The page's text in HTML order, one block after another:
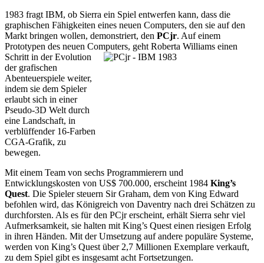
1983 fragt IBM, ob Sierra ein Spiel entwerfen kann, dass die
graphischen Fähigkeiten eines neuen Computers, den sie auf den
Markt bringen wollen, demonstriert, den PCjr. Auf einem
Prototypen des neuen Computers, geht Roberta Williams einen
Schritt in derEvolution
der grafischen
Abenteuerspiele weiter,
indem sie dem Spieler
erlaubt sich in einer
Pseudo-3D Welt durch
eine Landschaft, in
verblüffender 16-Farben
CGA-Grafik, zu
bewegen.
Mit einem Team von sechs Programmierern und
Entwicklungskosten von US$ 700.000, erscheint 1984 King’s
Quest. Die Spieler steuern Sir Graham, dem von King Edward
befohlen wird, das Königreich von Daventry nach drei Schätzen zu
durchforsten. Als es für den PCjr erscheint, erhält Sierra sehr viel
Aufmerksamkeit, sie halten mit King’s Quest einen riesigen Erfolg
in ihren Händen. Mit der Umsetzung auf andere populäre Systeme,
werden von King’s Quest über 2,7 Millionen Exemplare verkauft,
zu dem Spiel gibt es insgesamt acht Fortsetzungen.